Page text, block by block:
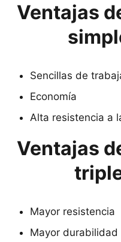
Ventajas
Sencillas de
Economía
Alta resistencia a
Ventajas
Mayor resistencia
Mayor durabilidad